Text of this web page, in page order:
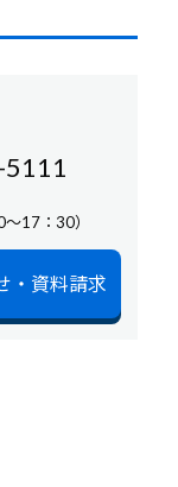
17：30）
・資料請求